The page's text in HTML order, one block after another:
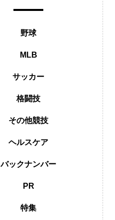
野球
MLB
サッカー
格闘技
その他競技
ヘルスケア
バックナンバー
PR
特集